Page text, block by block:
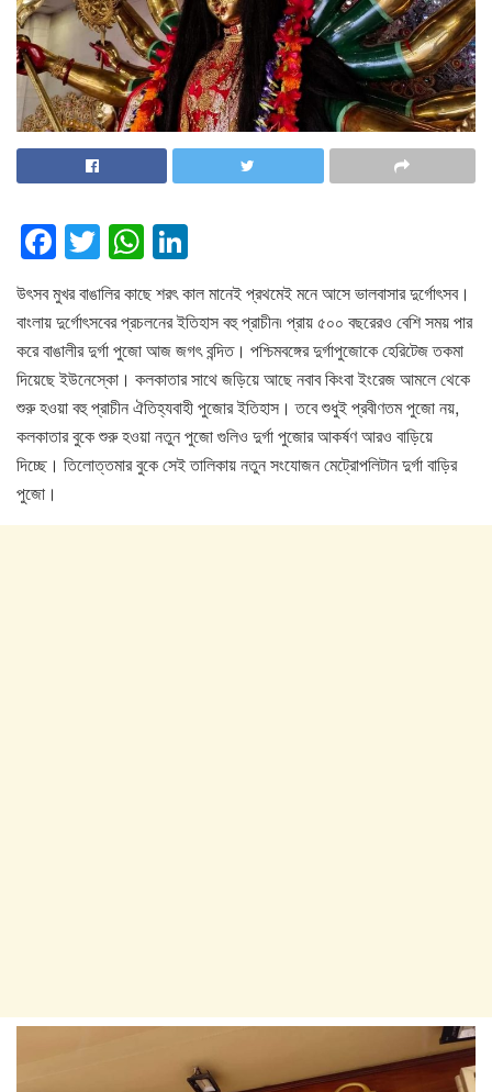
F
a
c
e
b
o
o
k
T
wi
tt
er
W
h
at
s
A
p
p
n
k
e
dI
n
উৎসব মুখর বাঙালির কাছে শরৎ কাল মানেই প্রথমেই মনে আসে ভালবাসার দুর্গোৎসব।
বাংলায় দুর্গোৎসবের প্রচলনের ইতিহাস বহু প্রাচীন৷ প্রায় ৫০০ বছরেরও বেশি সময় পার
করে বাঙালীর দুর্গা পুজো আজ জগৎ বন্দিত। পশ্চিমবঙ্গের দুর্গাপুজোকে হেরিটেজ তকমা
দিয়েছে ইউনেস্কো। কলকাতার সাথে জড়িয়ে আছে নবাব কিংবা ইংরেজ আমলে থেকে
শুরু হওয়া বহু প্রাচীন ঐতিহ্যবাহী পুজোর ইতিহাস। তবে শুধুই প্রবীণতম পুজো নয়,
কলকাতার বুকে শুরু হওয়া নতুন পুজো গুলিও দুর্গা পুজোর আকর্ষণ আরও বাড়িয়ে
দিচ্ছে। তিলোত্তমার বুকে সেই তালিকায় নতুন সংযোজন মেট্রোপলিটান দুর্গা বাড়ির
পুজো।